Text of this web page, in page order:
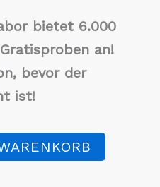
bietet 6.000
an!
bevor der
ist!